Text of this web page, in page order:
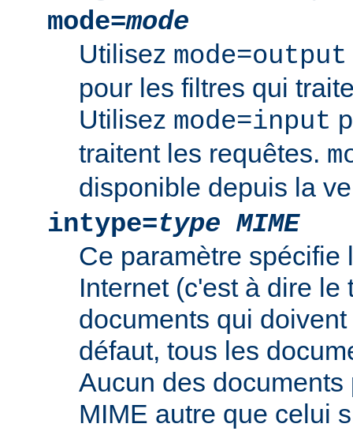
mode=mode
Utilisez mode=output
pour les filtres qui
Utilisez mode=input
traitent les requêtes.
disponible depuis la
intype=type MIME
Ce paramètre spécifie
Internet (c'est à dire le
documents qui
défaut, tous les
Aucun des
MIME autre que celui